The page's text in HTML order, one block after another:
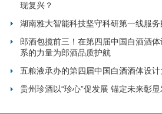
现复兴？
湖南雅大智能科技坚守科研第一线服
郎酒包揽前三！在第四届中国白酒酒
系的力量为郎酒品质护航
五粮液承办的第四届中国白酒酒体设
贵州珍酒以“珍心”促发展 锚定未来彰